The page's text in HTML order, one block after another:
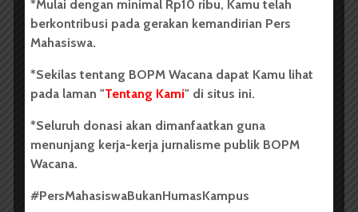
USU Raih Juara di Festival Literasi
Dark Mode | Moda Gelap
Oleh: Iyusarah Pakpahan USU, wacana.org – Dua...
*Mulai dengan minimal Rp10 ribu, Kamu telah
berkontribusi pada gerakan kemandirian Pers
Mahasiswa.
*Sekilas tentang BOPM Wacana dapat Kamu lihat
pada laman "Tentang Kami" di situs ini.
*Seluruh donasi akan dimanfaatkan guna
menunjang kerja-kerja jurnalisme publik BOPM
Wacana.
#PersMahasiswaBukanHumasKampus